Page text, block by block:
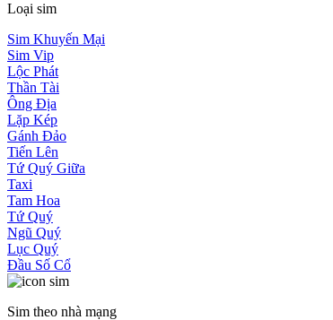
Loại sim
Sim Khuyến Mại
Sim Vip
Lộc Phát
Thần Tài
Ông Địa
Lặp Kép
Gánh Đảo
Tiến Lên
Tứ Quý Giữa
Taxi
Tam Hoa
Tứ Quý
Ngũ Quý
Lục Quý
Đầu Số Cổ
Sim theo nhà mạng